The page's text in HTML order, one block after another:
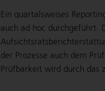
Ein quartalsweises
auch ad hoc durchgeführt.
der Prozesse auch dem
Prüfbarkeit wird durch das